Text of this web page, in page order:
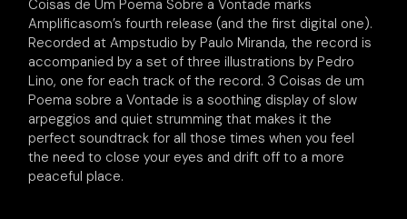
Coisas de Um Poema Sobre a Vontade marks
Amplificasom’s fourth release (and the first digital one).
Recorded at Ampstudio by Paulo Miranda, the record is
accompanied by a set of three illustrations by Pedro
Lino, one for each track of the record. 3 Coisas de um
Poema sobre a Vontade is a soothing display of slow
arpeggios and quiet strumming that makes it the
perfect soundtrack for all those times when you feel
the need to close your eyes and drift off to a more
peaceful place.